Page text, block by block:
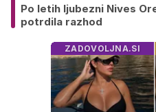
Po letih ljubezni Nives
potrdila razhod
ZADOVOLJNA.SI